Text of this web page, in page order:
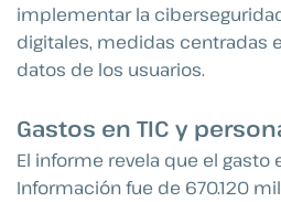
implementar la
digitales, medidas centradas
datos de los usuarios.
Gastos en TIC y
El informe revela que el gasto
Información fue de 670.120